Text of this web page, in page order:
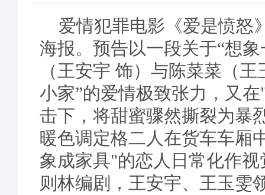
爱情犯罪电影《爱是愤怒
海报。预告以一段关于“想
（王安宇 饰）与陈菜菜（
小家”的爱情极致张力，又
击下，将甜蜜骤然撕裂为暴
暖色调定格二人在货车车厢
象成家具"的恋人日常化作
则林编剧，王安宇、王玉雯